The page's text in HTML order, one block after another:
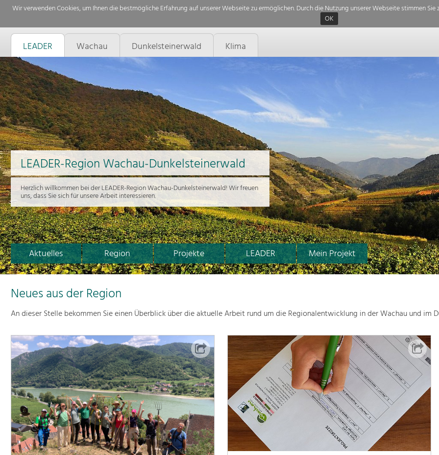
Wir verwenden Cookies, um Ihnen die bestmögliche Erfahrung auf unserer Webseite zu ermöglichen. Durch die Nutzung unserer Webseite stimmen
OK
LEADER Wachau Dunkelsteinerwald Klima
Aktuelles Region Projekte LEADER Mein Projekt
LEADER-Region Wachau-Dunkelsteinerwald
Herzlich willkommen bei der LEADER-Region Wachau-Dunkelsteinerwald! Wir freuen
uns, dass Sie sich für unsere Arbeit interessieren.
Neues aus der Region
An dieser Stelle bekommen Sie einen Überblick über die aktuelle Arbeit rund um die Regionalentwicklung in der Wachau und im